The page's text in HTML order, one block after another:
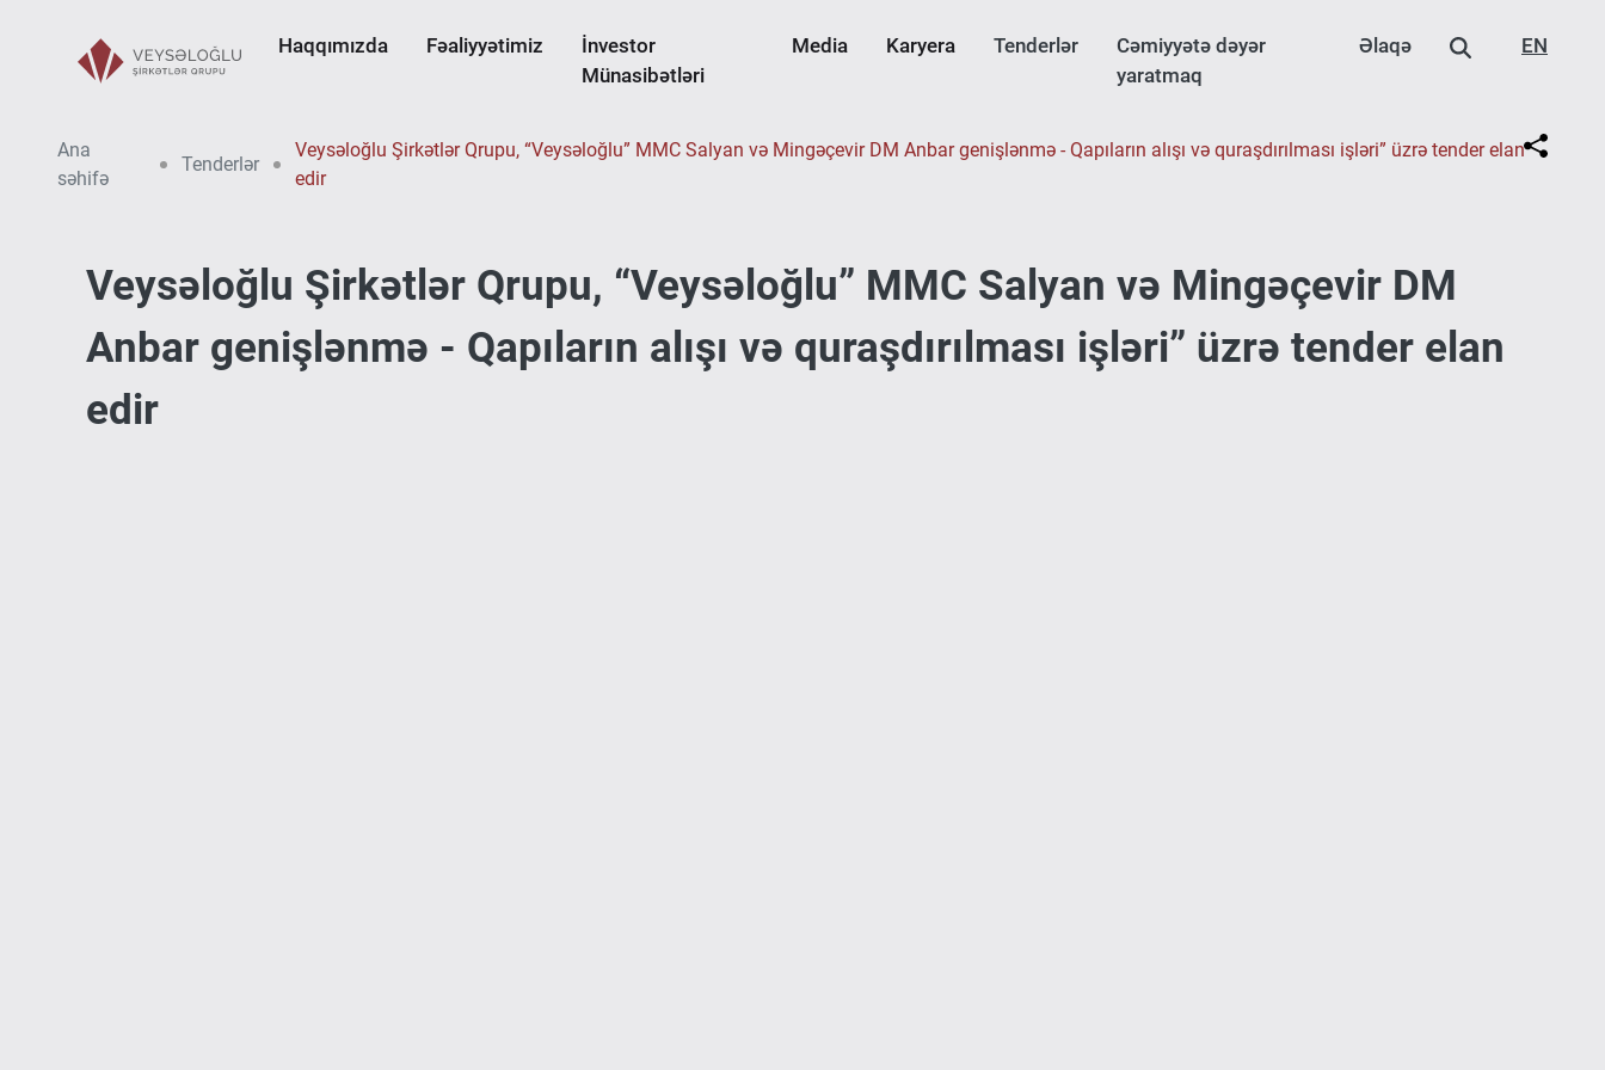
Haqqımızda Fəaliyyətimiz
İnvestor
Münasibətləri
Media Karyera Tenderlər
Cəmiyyətə dəyər
yaratmaq
Əlaqə EN
Ana
səhifə
Tenderlər
Veysəloğlu Şirkətlər Qrupu, “Veysəloğlu” MMC Salyan və Mingəçevir DM Anbar genişlənmə - Qapıların alışı və quraşdırılması işləri” üzrə tender elan
edir
Veysəloğlu Şirkətlər Qrupu, “Veysəloğlu” MMC Salyan və Mingəçevir DM
Anbar genişlənmə - Qapıların alışı və quraşdırılması işləri” üzrə tender elan
edir